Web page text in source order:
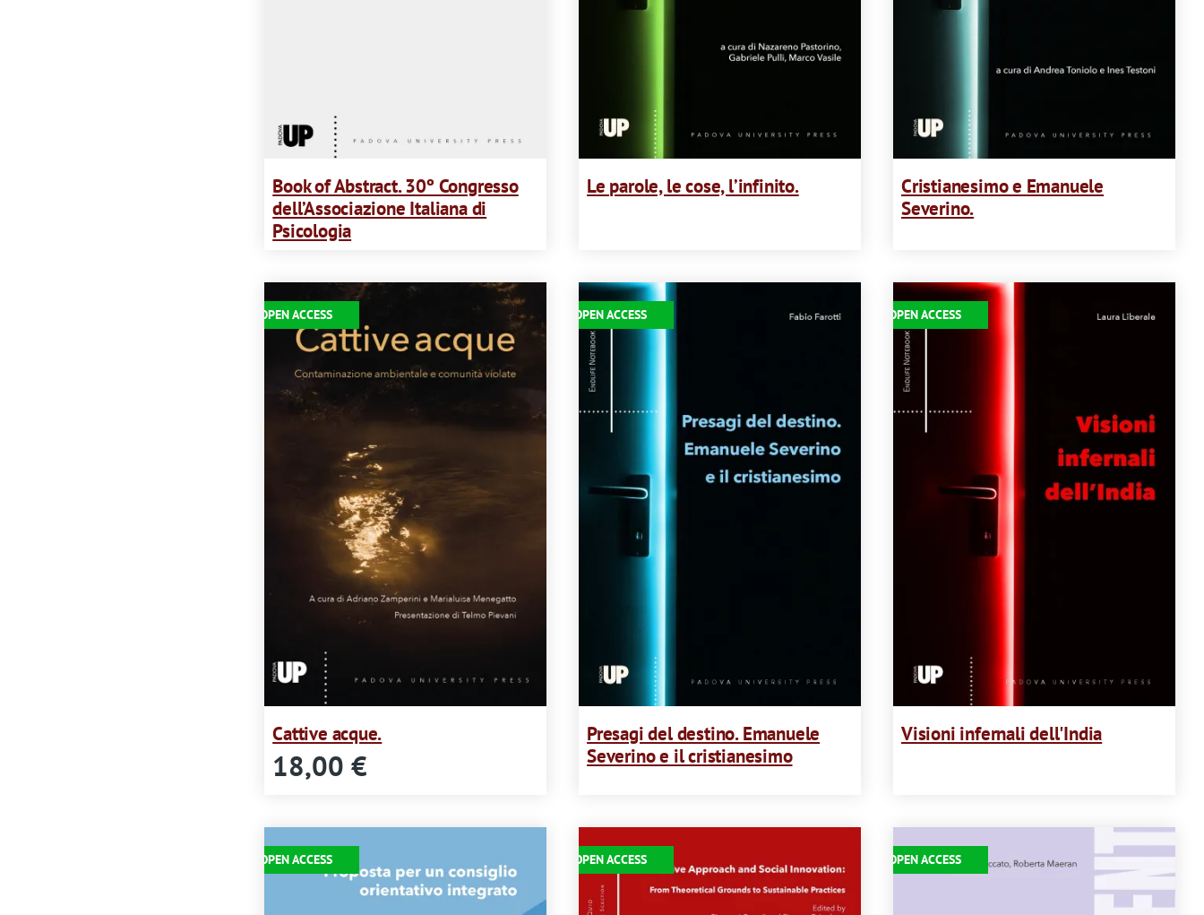
Book of Abstract. 30º Congresso
dell’Associazione Italiana di
Psicologia
Le parole, le cose, l’infinito.
Cristianesimo e Emanuele
Severino.
OPEN ACCESS
Cattive acque.
18,00 €
OPEN ACCESS
Immagine
Presagi del destino. Emanuele
Severino e il cristianesimo
OPEN ACCESS
Immagine
Visioni infernali dell'India
OPEN ACCESS OPEN ACCESS OPEN ACCESS